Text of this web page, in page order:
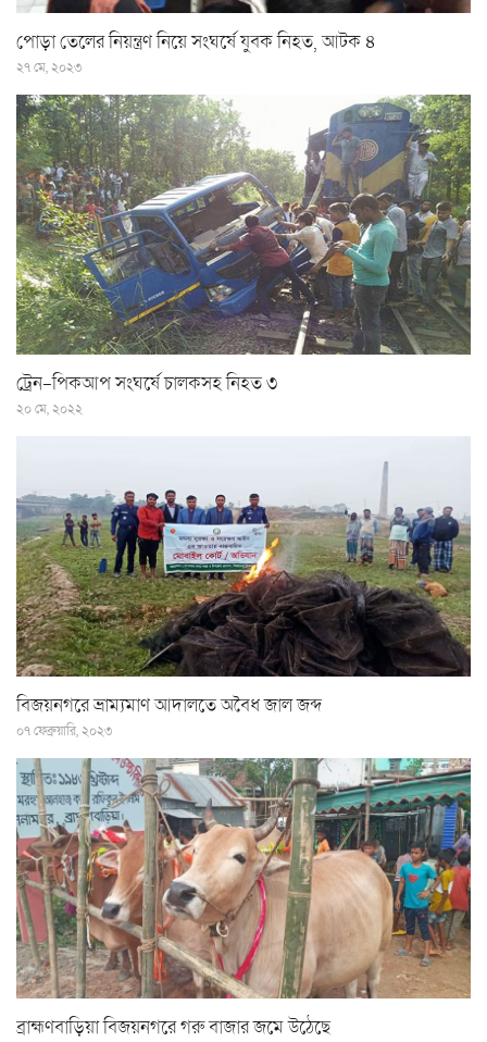
পোড়া তেলের নিয়ন্ত্রণ নিয়ে সংঘর্ষে যুবক নিহত, আটক ৪
২৭ মে, ২০২৩
ট্রেন-পিকআপ সংঘর্ষে চালকসহ নিহত ৩
২০ মে, ২০২২
বিজয়নগরে ভ্রাম্যমাণ আদালতে অবৈধ জাল জব্দ
০৭ ফেব্রুয়ারি, ২০২৩
ব্রাহ্মণবাড়িয়া বিজয়নগরে গরু বাজার জমে উঠেছে